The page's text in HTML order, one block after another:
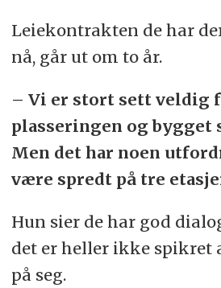
Leiekontrakten de har
nå, går ut om to år.
– Vi er stort sett veldig
plasseringen og bygget
Men det har noen
være spredt på tre
Hun sier de har god
det er heller ikke spikret
på seg.